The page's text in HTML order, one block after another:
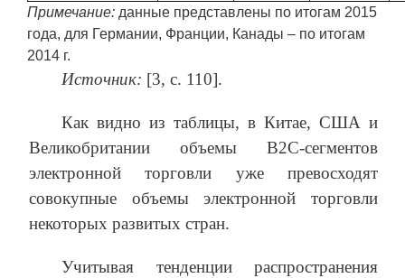
Примечание: данные представлены по итогам 2015
года, для Германии, Франции, Канады – по итогам
2014 г.
Источник: [3, с. 110].
Как видно из таблицы, в Китае, США и
Великобритании объемы B2C-сегментов
электронной торговли уже превосходят
совокупные объемы электронной торговли
некоторых развитых стран.
Учитывая тенденции распространения